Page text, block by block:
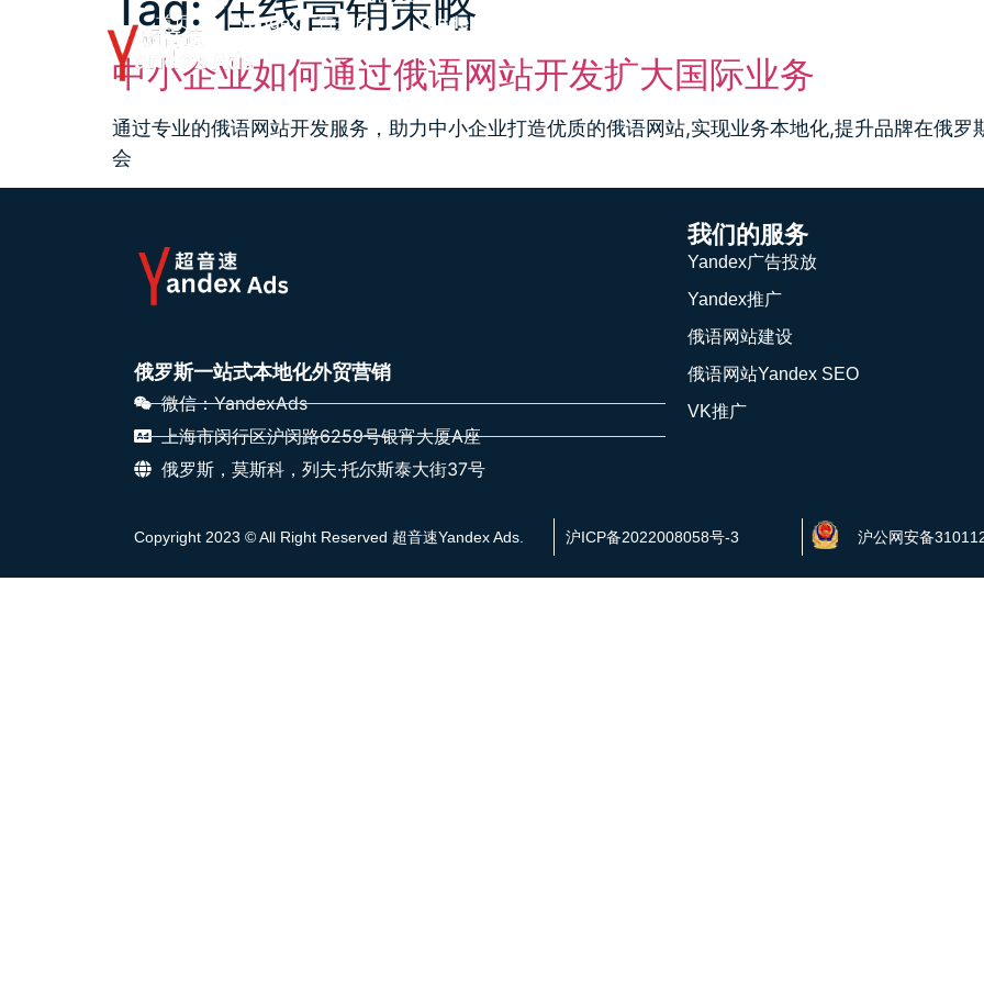
首页 Yandex广告开户 Yandex推广
中小企业如何通过俄语网站开发扩大国际业务
通过专业的俄语网站开发服务，助力中小企业打造优质的俄语网站,实现业务本地化,提升品牌在俄
会
俄罗斯一站式本地化外贸营销
微信：YandexAds
上海市闵行区沪闵路6259号银宵大厦A座
俄罗斯，莫斯科，列夫·托尔斯泰大街37号
我们的服务
Yandex广告投放
Yandex推广
俄语网站建设
俄语网站Yandex SEO
VK推广
Copyright 2023 © All Right Reserved 超音速Yandex Ads. 沪ICP备2022008058号-3 沪公网安备